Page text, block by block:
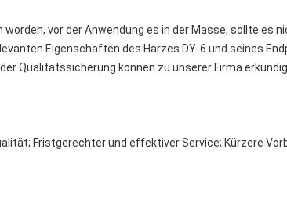
worden, vor der Anwendung es in der Masse, sollte es
Eigenschaften des Harzes DY-6 und seines
Qualitätssicherung können zu unserer Firma
Fristgerechter und effektiver Service; Kürzere